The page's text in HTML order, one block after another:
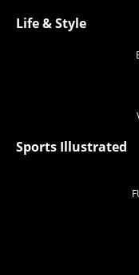
Life & Style
Sports Illustrated